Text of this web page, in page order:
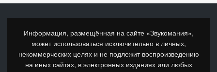
Информация, размещённая на сайте «Звукомания»,
может использоваться исключительно в личных,
некоммерческих целях и не подлежит воспроизведению
на иных сайтах, в электронных изданиях или любых